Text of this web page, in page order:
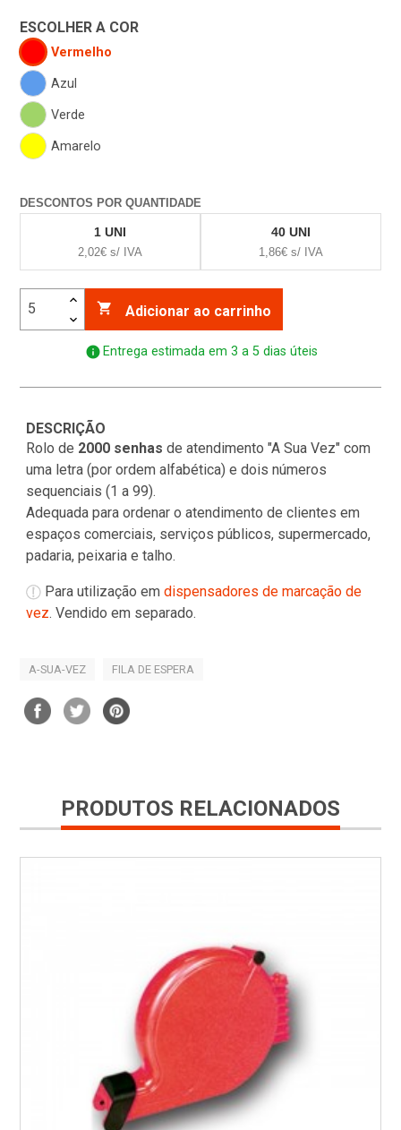
ESCOLHER A COR
Vermelho
Azul
Verde
Amarelo
DESCONTOS POR QUANTIDADE
1 UNI
2,02€ s/ IVA
40 UNI
1,86€ s/ IVA
 Adicionar ao carrinho
info Entrega estimada em 3 a 5 dias úteis
DESCRIÇÃO
Rolo de 2000 senhas de atendimento "A Sua Vez" com
uma letra (por ordem alfabética) e dois números
sequenciais (1 a 99).
Adequada para ordenar o atendimento de clientes em
espaços comerciais, serviços públicos, supermercado,
padaria, peixaria e talho.
Para utilização em dispensadores de marcação de
vez. Vendido em separado.
A-SUA-VEZ FILA DE ESPERA
PRODUTOS RELACIONADOS